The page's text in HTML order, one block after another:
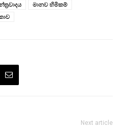
මානව හිමිකම්
Next article